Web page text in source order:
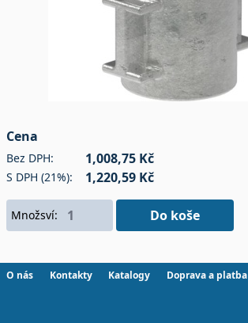
Cena
Bez DPH: 1,008,75 Kč
S DPH (21%): 1,220,59 Kč
Množsví: Do koše
O nás Kontakty Katalogy Doprava a platba